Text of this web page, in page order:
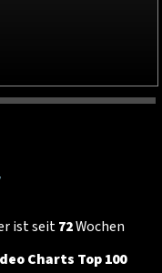
ist seit72Wochen
Charts Top 100